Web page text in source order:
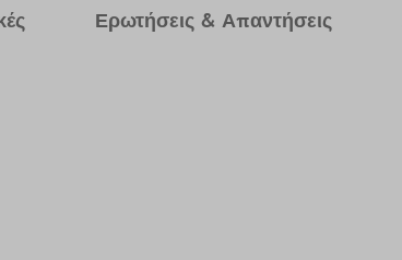
Ερωτήσεις & Απαντήσεις